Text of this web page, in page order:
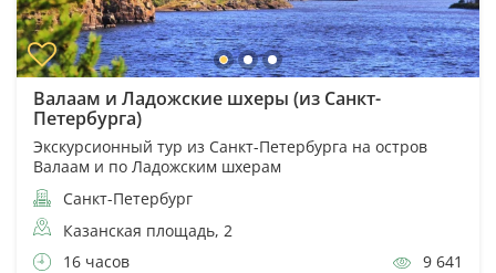
Валаам и Ладожские шхеры (из Санкт-
Петербурга)
Экскурсионный тур из Санкт-Петербурга на остров
Валаам и по Ладожским шхерам
Санкт-Петербург
Казанская площадь, 2
16 часов
9 641